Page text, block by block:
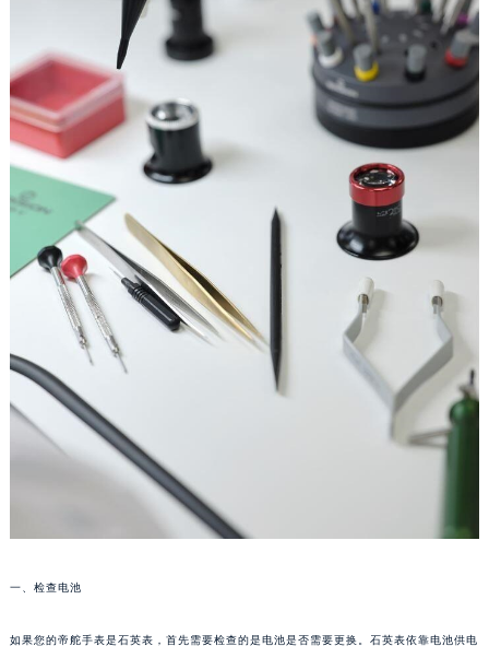
一、检查电池
如果您的帝舵手表是石英表，首先需要检查的是电池是否需要更换。石英表依靠电池供电